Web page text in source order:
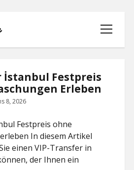
menüyü
aç
LISTE
LISTESI
YÜKSELTME
ÜCRETSIZ
İstanbul Festpreis
Erleben
8, 2026
Festpreis ohne
In diesem Artikel
einen VIP-Transfer in
der Ihnen ein